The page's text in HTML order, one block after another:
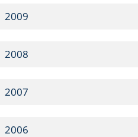
2009
2008
2007
2006